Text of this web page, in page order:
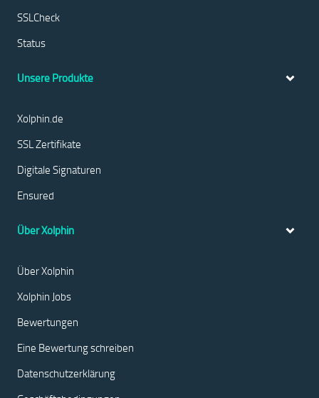
SSLCheck
Status
Unsere Produkte
Xolphin.de
SSL Zertifikate
Digitale Signaturen
Ensured
Über Xolphin
Über Xolphin
Xolphin Jobs
Bewertungen
Eine Bewertung schreiben
Datenschutzerklärung